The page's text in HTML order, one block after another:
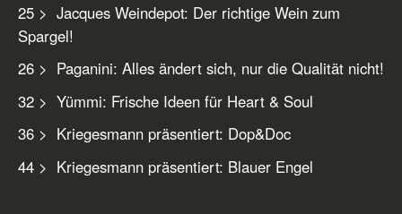
25 > Jacques Weindepot: Der richtige Wein zum
Spargel!
26 > Paganini: Alles ändert sich, nur die Qualität nicht!
32 > Yümmi: Frische Ideen für Heart & Soul
36 > Kriegesmann präsentiert: Dop&Doc
44 > Kriegesmann präsentiert: Blauer Engel